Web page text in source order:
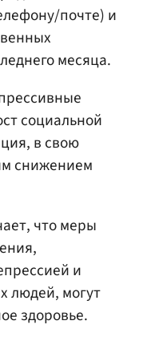
почте) и
месяца.
социальной
в свою
снижением
что меры
и
людей, могут
здоровье.